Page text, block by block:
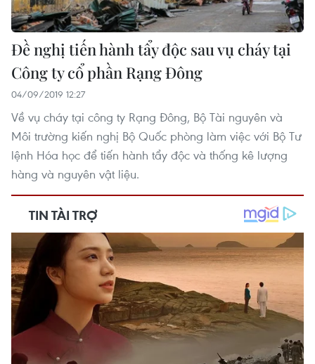
Đề nghị tiến hành tẩy độc sau vụ cháy tại
Công ty cổ phần Rạng Đông
04/09/2019 12:27
Về vụ cháy tại công ty Rạng Đông, Bộ Tài nguyên và
Môi trường kiến nghị Bộ Quốc phòng làm việc với Bộ Tư
lệnh Hóa học để tiến hành tẩy độc và thống kê lượng
hàng và nguyên vật liệu.